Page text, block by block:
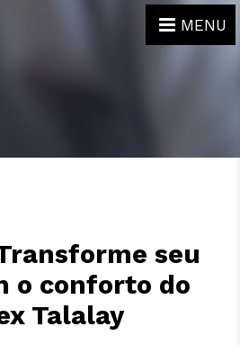
MENU
seu
o conforto do
Talalay